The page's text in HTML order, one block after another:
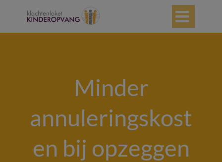

Minder
annuleringskost
en bij opzeggen